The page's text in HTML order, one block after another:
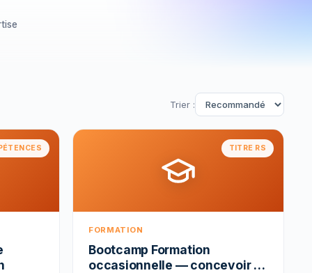
Trier :
TITRE RS
FORMATION
Bootcamp Formation
occasionnelle — concevoir et